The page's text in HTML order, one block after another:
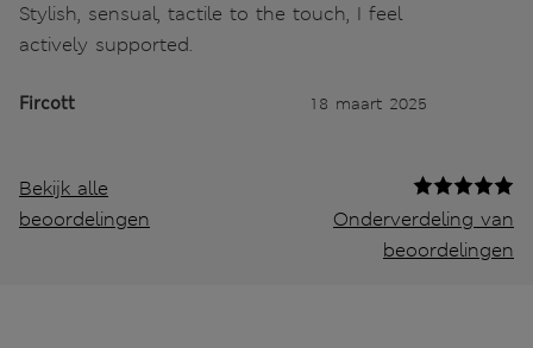
Stylish, sensual, tactile to the touch, I feel
actively supported.
Fircott 18 maart 2025
Bekijk alle
beoordelingen
Onderverdeling van
beoordelingen